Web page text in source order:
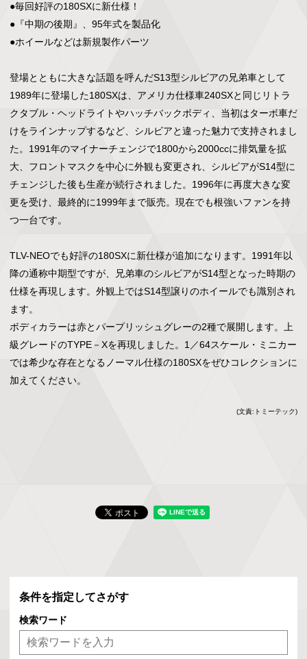
●毎回好評の180SXに新仕様！
●『中期の後期』、95年式を製品化
●ホイールなどは新規製作パーツ
登場とともに大きな話題を呼んだS13型シルビアの兄弟車として
1989年に登場した180SXは、アメリカ仕様車240SXと同じリトラ
クタブル・ヘッドライトやハッチバックボディ、当初はターボ車だ
けをラインナップするなど、シルビアと違った魅力で支持されまし
た。1991年のマイナーチェンジで1800から2000ccに排気量を拡
大、フロントマスクを中心に外観も変更され、シルビアがS14型に
チェンジした後も生産が続行されました。1996年に再度大きな変
更を受け、最終的に1999年まで販売。現在でも根強いファンを持
つ一台です。
TLV-NEOでも好評の180SXに新仕様が追加になります。1991年以
降の通称中期型ですが、兄弟車のシルビアがS14型となった時期の
仕様を再現します。外観上ではS14型譲りのホイールでも識別され
ます。
ボディカラーは赤とパープリッシュグレーの2種で展開します。上
級グレードのTYPE－Xを再現しました。1／64スケール・ミニカー
では希少な存在となるノーマル仕様の180SXをぜひコレクションに
加えてください。
(文責:トミーテック)
条件を指定してさがす
検索ワード